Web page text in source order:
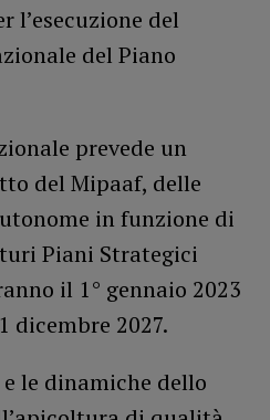
l’esecuzione del
del Piano
prevede un
del Mipaaf, delle
in funzione di
Piani Strategici
il 1° gennaio 2023
dicembre 2027.
le dinamiche dello